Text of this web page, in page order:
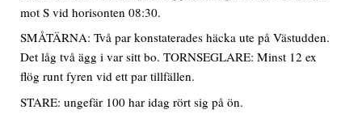
mot S vid horisonten 08:30.
SMÅTÄRNA: Två par konstaterades häcka ute på Västudden.
Det låg två ägg i var sitt bo. TORNSEGLARE: Minst 12 ex
flög runt fyren vid ett par tillfällen.
STARE: ungefär 100 har idag rört sig på ön.